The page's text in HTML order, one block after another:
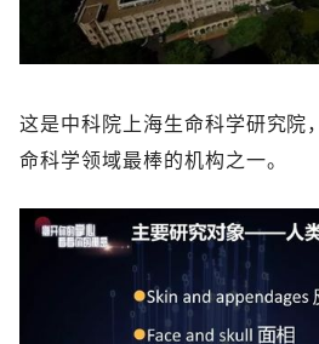
这是中科院上海生命科学研究院
命科学领域最棒的机构之一。